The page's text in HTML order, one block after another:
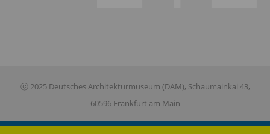
ⓒ 2025 Deutsches Architekturmuseum (DAM), Schaumainkai 43,
60596 Frankfurt am Main